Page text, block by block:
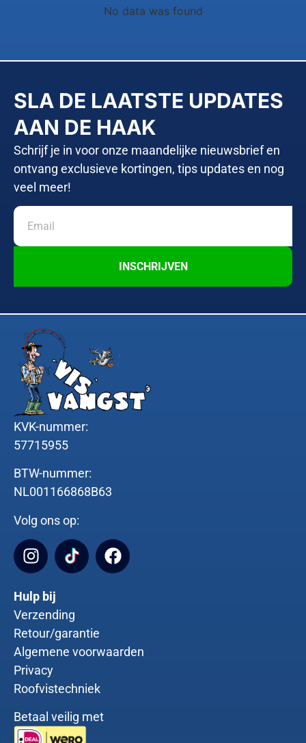
No data was found
SLA DE LAATSTE UPDATES
AAN DE HAAK
Schrijf je in voor onze maandelijke nieuwsbrief en
ontvang exclusieve kortingen, tips updates en nog
veel meer!
INSCHRIJVEN
KVK-nummer:
57715955
BTW-nummer:
NL001166868B63
Volg ons op:
Hulp bij
Verzending
Retour/garantie
Algemene voorwaarden
Privacy
Roofvistechniek
Betaal veilig met